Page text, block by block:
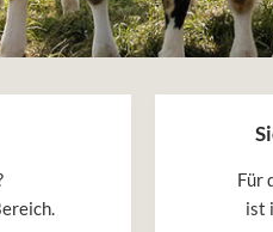
Für
ist